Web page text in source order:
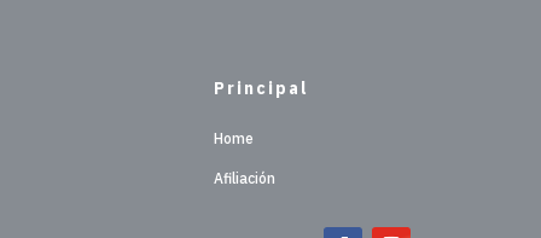
Principal
Home
Afiliación